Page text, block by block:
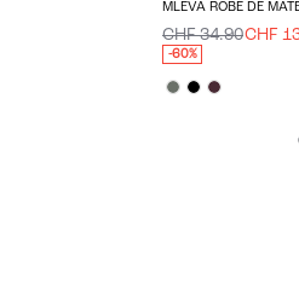
CHF 34.90CHF
-60%